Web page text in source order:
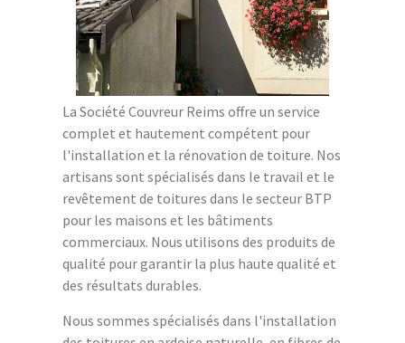
La Société Couvreur Reims offre un service
complet et hautement compétent pour
l'installation et la rénovation de toiture. Nos
artisans sont spécialisés dans le travail et le
revêtement de toitures dans le secteur BTP
pour les maisons et les bâtiments
commerciaux. Nous utilisons des produits de
qualité pour garantir la plus haute qualité et
des résultats durables.
Nous sommes spécialisés dans l'installation